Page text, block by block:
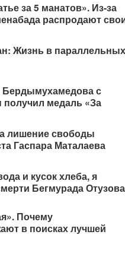
за 5 манатов». Из-за
распродают
Жизнь в параллельных
Бердымухамедова с
медаль «За
лишение свободы
Гаспара Маталаева
и кусок хлеба, я
Бегмурада Отузова
Почему
в поисках лучшей